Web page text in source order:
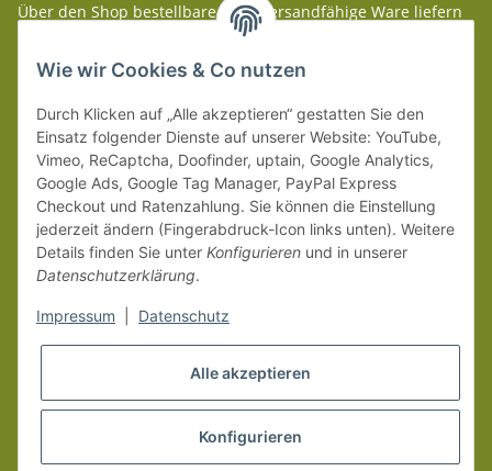
Über den Shop bestellbare paketversandfähige Ware liefern
wir innerhalb Deutschland (Festland) ab 99 € * Warenwert
versandkostenfrei.
Weitere Versanddetails entnehmen Sie bitte unserenLiefer-
und Zahlungsbedingungen.
Vertrag widerrufen
Wie wir Cookies & Co nutzen
Durch Klicken auf „Alle akzeptieren“ gestatten Sie den
Einsatz folgender Dienste auf unserer Website: YouTube,
Vimeo, ReCaptcha, Doofinder, uptain, Google Analytics,
Google Ads, Google Tag Manager, PayPal Express
Checkout und Ratenzahlung. Sie können die Einstellung
jederzeit ändern (Fingerabdruck-Icon links unten). Weitere
Details finden Sie unter Konfigurieren und in unserer
Datenschutzerklärung.
Impressum Datenschutz
Alle akzeptieren
Konfigurieren